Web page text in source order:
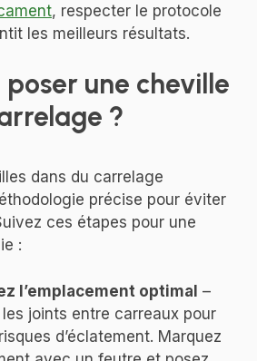
, respecter le protocole
les meilleurs résultats.
une cheville
?
dans du carrelage
précise pour éviter
ces étapes pour une
:
l’emplacement optimal –
joints entre carreaux pour
d’éclatement. Marquez